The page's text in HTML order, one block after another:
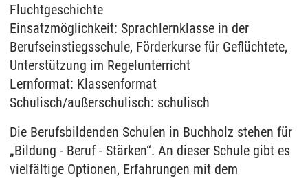
Fluchtgeschichte
Einsatzmöglichkeit: Sprachlernklasse in der
Berufseinstiegsschule, Förderkurse für Geflüchtete,
Unterstützung im Regelunterricht
Lernformat: Klassenformat
Schulisch/außerschulisch: schulisch
Die Berufsbildenden Schulen in Buchholz stehen für
„Bildung - Beruf - Stärken“. An dieser Schule gibt es
vielfältige Optionen, Erfahrungen mit dem